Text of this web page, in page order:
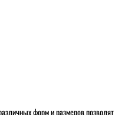
форм и размеров позволят